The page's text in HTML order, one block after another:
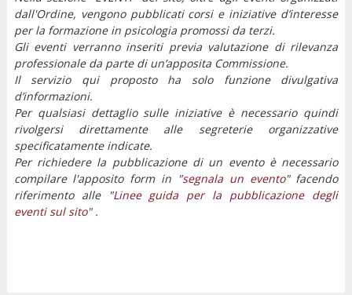
dall'Ordine, vengono pubblicati corsi e iniziative d’interesse
per la formazione in psicologia promossi da terzi.
Gli eventi verranno inseriti previa valutazione di rilevanza
professionale da parte di un’apposita Commissione.
Il servizio qui proposto ha solo funzione divulgativa
d’informazioni.
Per qualsiasi dettaglio sulle iniziative è necessario quindi
rivolgersi direttamente alle segreterie organizzative
specificatamente indicate.
Per richiedere la pubblicazione di un evento è necessario
compilare l'apposito form in "segnala un evento" facendo
riferimento alle "Linee guida per la pubblicazione degli
eventi sul sito".